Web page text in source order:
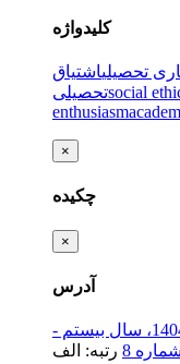
کلیدواژه
تحصیلیاشتیاق
تحصیلیsocial
enthusiasm
×
چکیده
×
آدرس
زمستان 1404، سال بیستم -
شماره 8